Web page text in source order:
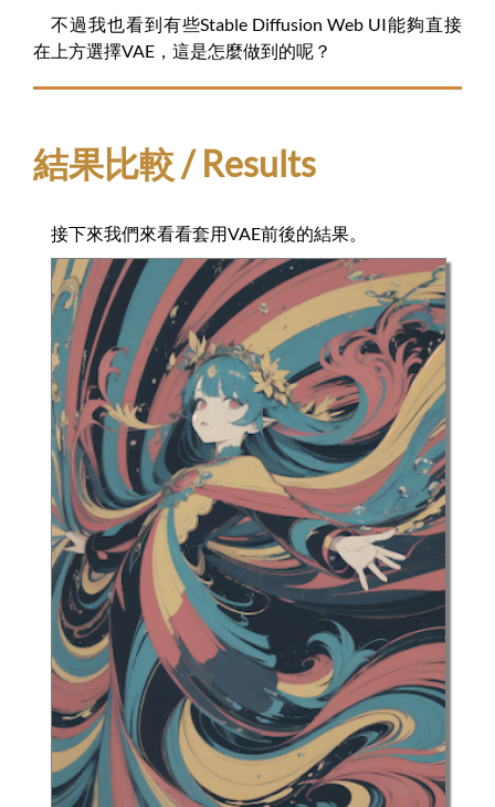
不過我也看到有些Stable Diffusion Web UI能夠直接
在上方選擇VAE，這是怎麼做到的呢？
結果比較 / Results
接下來我們來看看套用VAE前後的結果。